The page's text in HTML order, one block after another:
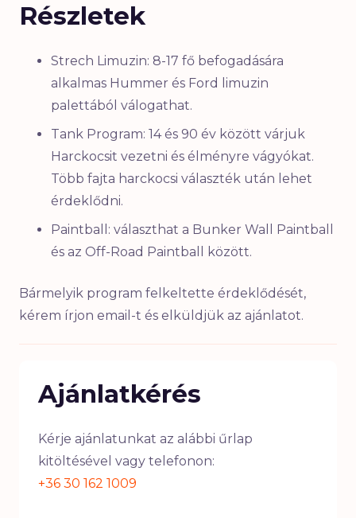
Részletek
Strech Limuzin: 8-17 fő befogadására
alkalmas Hummer és Ford limuzin
palettából válogathat.
Tank Program: 14 és 90 év között várjuk
Harckocsit vezetni és élményre vágyókat.
Több fajta harckocsi választék után lehet
érdeklődni.
Paintball: választhat a Bunker Wall Paintball
és az Off-Road Paintball között.
Bármelyik program felkeltette érdeklődését,
kérem írjon email-t és elküldjük az ajánlatot.
Ajánlatkérés
Kérje ajánlatunkat az alábbi űrlap
kitöltésével vagy telefonon:
+36 30 162 1009